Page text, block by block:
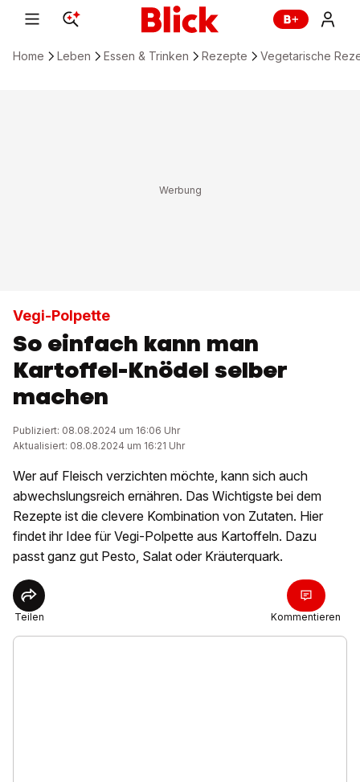
Home Leben Essen & Trinken Rezepte Vegetarische
Vegi-Polpette
So einfach kann man
Kartoffel-Knödel selber
machen
Publiziert: 08.08.2024 um 16:06 Uhr
Aktualisiert: 08.08.2024 um 16:21 Uhr
Wer auf Fleisch verzichten möchte, kann sich auch
abwechslungsreich ernähren. Das Wichtigste bei dem
Rezepte ist die clevere Kombination von Zutaten. Hier
findet ihr Idee für Vegi-Polpette aus Kartoffeln. Dazu
passt ganz gut Pesto, Salat oder Kräuterquark.
Teilen Kommentieren